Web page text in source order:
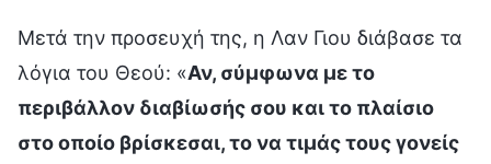
Μετά την προσευχή της, η Λαν Γιου διάβασε τα
λόγια του Θεού: «Αν, σύμφωνα με το
περιβάλλον διαβίωσής σου και το πλαίσιο
στο οποίο βρίσκεσαι, το να τιμάς τους γονείς